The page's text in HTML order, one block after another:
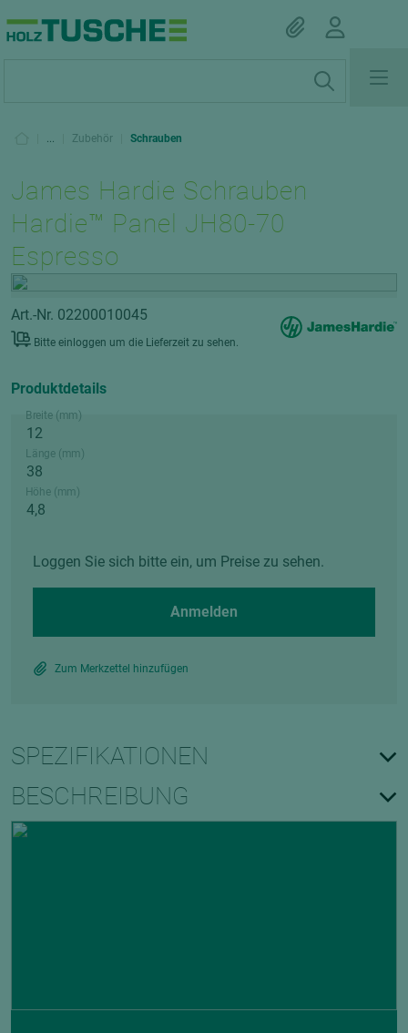
... Zubehör Schrauben
James Hardie Schrauben
Hardie™ Panel JH80-70
Espresso
Art.-Nr. 02200010045
Bitte einloggen um die Lieferzeit zu sehen.
Produktdetails
Breite (mm)
Länge (mm)
Höhe (mm)
Loggen Sie sich bitte ein, um Preise zu sehen.
Anmelden
Zum Merkzettel hinzufügen
SPEZIFIKATIONEN
BESCHREIBUNG